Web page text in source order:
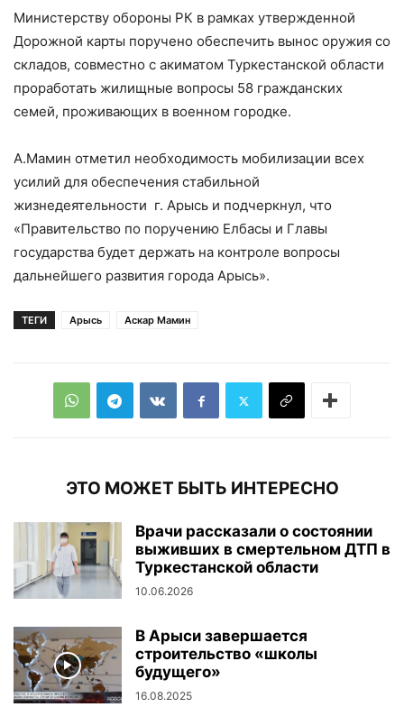
Министерству обороны РК в рамках утвержденной
Дорожной карты поручено обеспечить вынос оружия со
складов, совместно с акиматом Туркестанской области
проработать жилищные вопросы 58 гражданских
семей, проживающих в военном городке.
А.Мамин отметил необходимость мобилизации всех
усилий для обеспечения стабильной
жизнедеятельности г. Арысь и подчеркнул, что
«Правительство по поручению Елбасы и Главы
государства будет держать на контроле вопросы
дальнейшего развития города Арысь».
ТЕГИ Арысь Аскар Мамин
ЭТО МОЖЕТ БЫТЬ ИНТЕРЕСНО
Врачи рассказали о состоянии
выживших в смертельном ДТП в
Туркестанской области
10.06.2026
В Арыси завершается
строительство «школы
будущего»
16.08.2025